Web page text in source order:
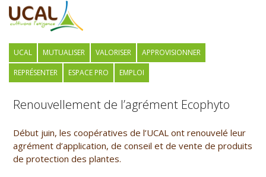
UCAL MUTUALISER VALORISER
APPROVISIONNER
REPRÉSENTER
ESPACE PRO EMPLOI
Renouvellement de l’agrément Ecophyto
Début juin, les coopératives de l’UCAL ont renouvelé leur
agrément d’application, de conseil et de vente de produits
de protection des plantes.